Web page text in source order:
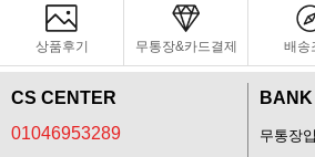
상품후기 무통장&카드결제 배송
CS CENTER
01046953289
무통장